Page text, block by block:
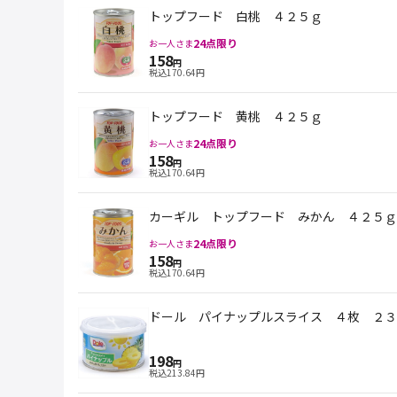
トップフード 白桃 ４２５ｇ
お一人さま24点限り
158円
税込170.64円
トップフード 黄桃 ４２５ｇ
お一人さま24点限り
158円
税込170.64円
カーギル トップフード みかん ４２５ｇ
お一人さま24点限り
158円
税込170.64円
ドール パイナップルスライス ４枚 ２
198円
税込213.84円